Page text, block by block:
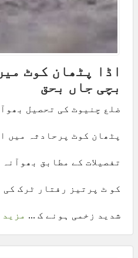
اڈا پٹھان کوٹ
بچی جاں بحق
ضلع چنیوٹ کی تحصیل
پٹھان کوٹ پرحادثہ میں
تفصیلات کے مطابق
کو ٹ پرتیز رفتار ٹرک
شدید زخمی ہونے ک ... مزید